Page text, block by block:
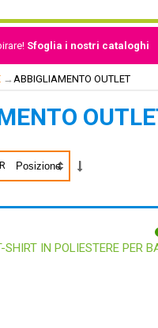
Sfoglia i nostri cataloghi
→ ABBIGLIAMENTO OUTLET
SHIRT IN POLIESTERE PER